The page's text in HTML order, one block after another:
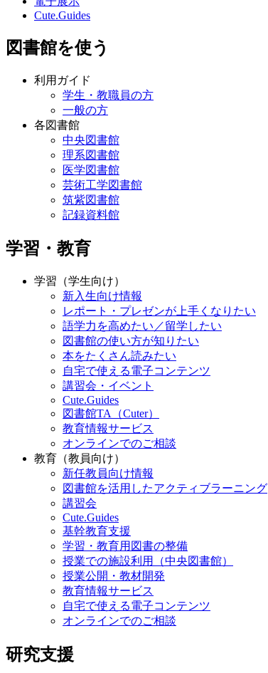
Cute.Guides
図書館を使う
利用ガイド
学生・教職員の方
一般の方
各図書館
中央図書館
理系図書館
医学図書館
芸術工学図書館
筑紫図書館
記録資料館
学習・教育
学習（学生向け）
新入生向け情報
レポート・プレゼンが上手くなりたい
語学力を高めたい／留学したい
図書館の使い方が知りたい
本をたくさん読みたい
自宅で使える電子コンテンツ
講習会・イベント
Cute.Guides
図書館TA（Cuter）
教育情報サービス
オンラインでのご相談
教育（教員向け）
新任教員向け情報
図書館を活用したアクティブラーニング
講習会
Cute.Guides
基幹教育支援
学習・教育用図書の整備
授業での施設利用（中央図書館）
授業公開・教材開発
教育情報サービス
自宅で使える電子コンテンツ
オンラインでのご相談
研究支援